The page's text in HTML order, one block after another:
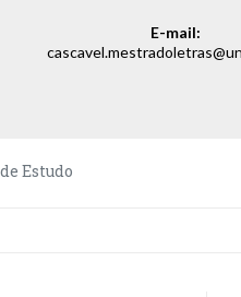
E-mail:
Estudo